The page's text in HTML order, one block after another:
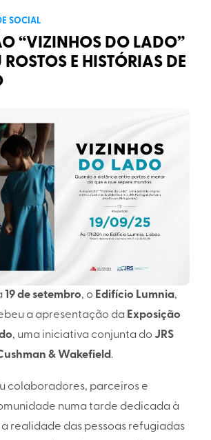
SOCIAL
“VIZINHOS DO LADO”
E HISTÓRIAS DE
19 de setembro, o Edifício Lumnia,
a apresentação da Exposição
, uma iniciativa conjunta do JRS
& Wakefield.
colaboradores, parceiros e
numa tarde dedicada à
realidade das pessoas refugiadas